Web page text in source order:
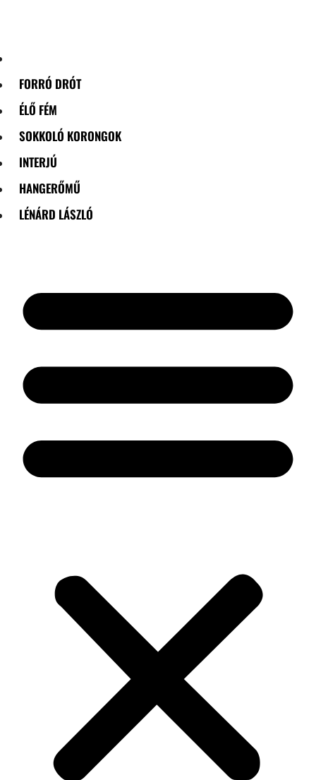
content
FORRÓ DRÓT
ÉLŐ FÉM
SOKKOLÓ KORONGOK
INTERJÚ
HANGERŐMŰ
LÉNÁRD LÁSZLÓ